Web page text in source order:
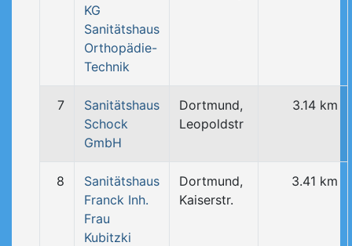
KG
Sanitätshaus
Orthopädie-
Technik
7
Sanitätshaus
Schock
GmbH
Dortmund,
Leopoldstr
3.14 km
8
Sanitätshaus
Franck Inh.
Frau
Kubitzki
Dortmund,
Kaiserstr.
3.41 km